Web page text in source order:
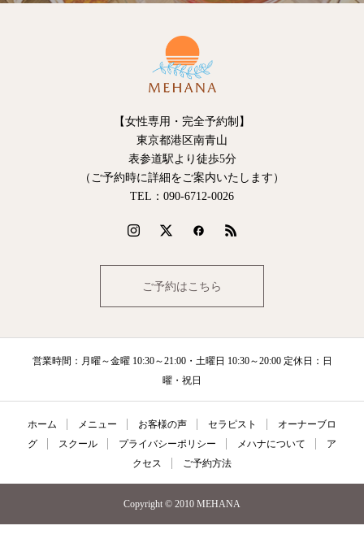
【女性専用・完全予約制】
東京都港区南青山
表参道駅より徒歩5分
（ご予約時に詳細をご案内いたします）
TEL：090‐6712‐0026
ご予約はこちら
営業時間：月曜～金曜 10:30～21:00・土曜日 10:30～20:00 定休日：日
曜・祝日
ホーム メニュー お客様の声 セラピスト
オーナーブロ
グ
スクール プライバシーポリシー メハナについて
ア
クセス
ご予約方法
Copyright © 2010 MEHANA